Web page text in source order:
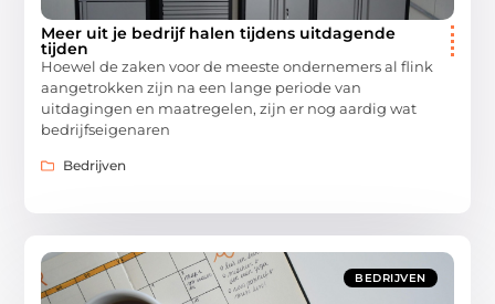
Meer uit je bedrijf halen tijdens uitdagende
tijden
Hoewel de zaken voor de meeste ondernemers al flink
aangetrokken zijn na een lange periode van
uitdagingen en maatregelen, zijn er nog aardig wat
bedrijfseigenaren
Bedrijven
BEDRIJVEN